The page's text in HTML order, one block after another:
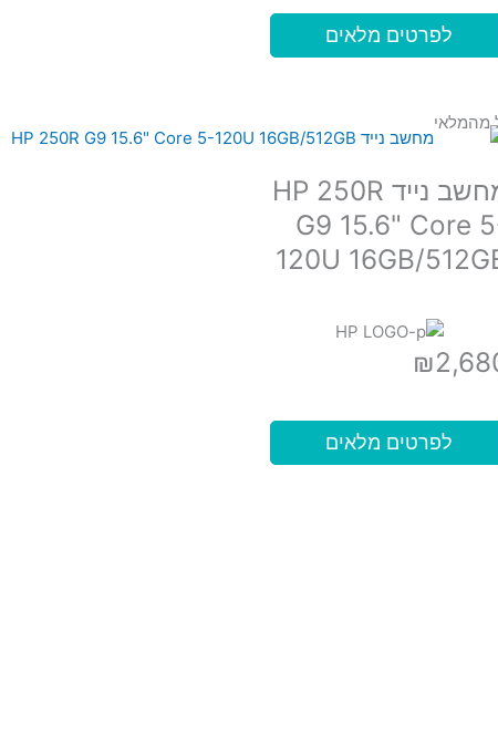
לפרטים מלאים
מהמלאי
מחשב נייד HP 250R
G9 15.6" Core
120U 16GB/
₪
לפרטים מלאים